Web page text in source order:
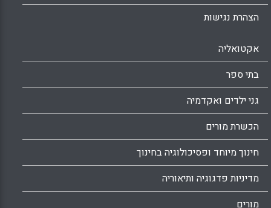
הצהרת נגישות
אקטואליה
בתי ספר
גני ילדים ואקדמיה
הכשרת מורים
חינוך מיוחד ופסיכולוגיה בחינוך
מדיניות פדגוגיה ותיאוריה
מורים